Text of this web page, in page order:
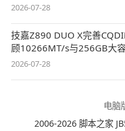
2026-07-28
技嘉Z890 DUO X完善
顾10266MT/s与256GB大
2026-07-28
电脑
2006-2026 脚本之家